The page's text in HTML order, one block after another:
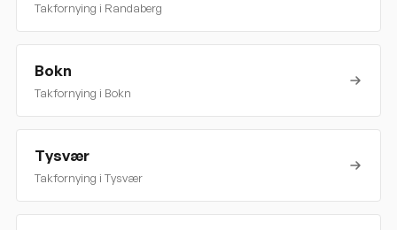
Takfornying i Randaberg
Bokn
Takfornying i Bokn
Tysvær
Takfornying i Tysvær